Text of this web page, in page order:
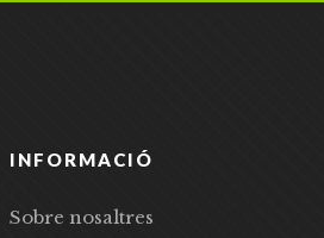
INFORMACIÓ
Sobre nosaltres